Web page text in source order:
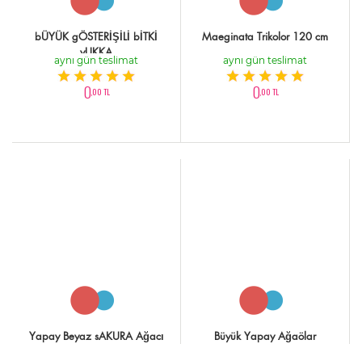
bÜYÜK gÖSTERİŞİLİ bİTKİ
yUKKA
aynı gün teslimat
0,00 TL
Maeginata Trikolor 120 cm
aynı gün teslimat
0,00 TL
Yapay Beyaz sAKURA Ağacı Büyük Yapay Ağaölar